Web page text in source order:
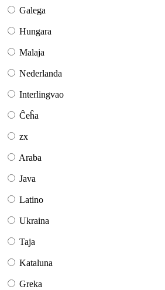
Galega
Hungara
Malaja
Nederlanda
Interlingvao
Ĉeĥa
zx
Araba
Java
Latino
Ukraina
Taja
Kataluna
Greka